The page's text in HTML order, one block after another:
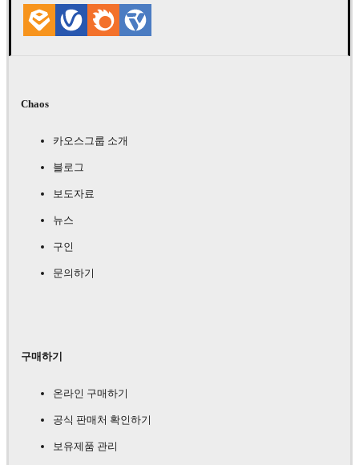
Chaos
카오스그룹 소개
블로그
보도자료
뉴스
구인
문의하기
구매하기
온라인 구매하기
공식 판매처 확인하기
보유제품 관리